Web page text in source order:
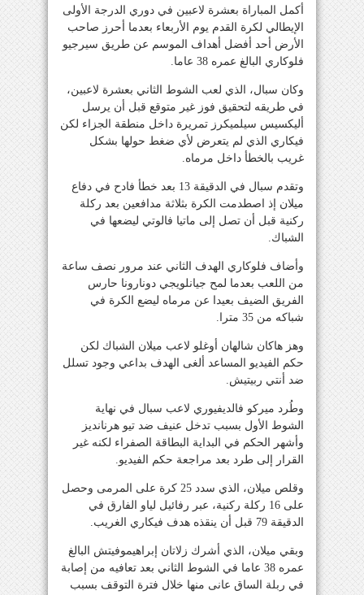
أكمل المباراة بعشرة لاعبين في دوري الدرجة الأولى
الإيطالي لكرة القدم يوم الأربعاء بعدما أحرز صاحب
الأرض أحد أفضل أهداف الموسم عن طريق سيرجيو
فلوكاري البالغ عمره 38 عاما.
وكان سبال، الذي لعب الشوط الثاني بعشرة لاعبين،
في طريقه لتحقيق فوز غير متوقع قبل أن يرسل
أليكسيس سيلميكرز تمريرة داخل منطقة الجزاء لكن
فيكاري الذي لم يتعرض لأي ضغط حولها بشكل
غريب بالخطأ داخل مرماه.
وتقدم سبال في الدقيقة 13 بعد خطأ فادح في دفاع
ميلان إذ اصطدمت الكرة بثلاثة مدافعين بعد ركلة
ركنية قبل أن تصل إلى ماتيا فالوتي ليضعها في
الشباك.
وأضاف فلوكاري الهدف الثاني عند مرور نصف ساعة
من اللعب بعدما لمح جيانلويجي دونارونا حارس
الفريق الضيف بعيدا عن مرماه ليضع الكرة في
شباكه من 35 مترا.
وهز هاكان شالهان أوغلو لاعب ميلان الشباك لكن
حكم الفيديو المساعد ألغى الهدف بداعي وجود تسلل
ضد أنتي ربيتيش.
وطُرد ميركو فالديفيوري لاعب سبال في نهاية
الشوط الأول بسبب تدخل عنيف ضد تيو هرنانديز
وأشهر الحكم في البداية البطاقة الصفراء لكنه غير
القرار إلى طرد بعد مراجعة حكم الفيديو.
وقلص ميلان، الذي سدد 25 كرة على المرمى وحصل
على 16 ركلة ركنية، عبر رفائيل لياو الفارق في
الدقيقة 79 قبل أن ينقذه هدف فيكاري الغريب.
وبقي ميلان، الذي أشرك زلاتان إبراهيموفيتش البالغ
عمره 38 عاما في الشوط الثاني بعد تعافيه من إصابة
في ربلة الساق عانى منها خلال فترة التوقف بسبب